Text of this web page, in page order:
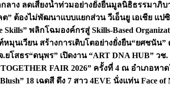
าง ลดเสี่ยงน้ำท่วมอย่างยั่งยืนมูลนิธิธรรมาภิบ
ต” ต้องไม่พัฒนาแบบแยกส่วน วีเอ็นยู เอเชีย
Skills” พลิกโฉมองค์กรสู่ Skills-Based
มุนเวียน สร้างการเติบโตอย่างยั่งยืน“ยศชนัน”
ยโสธร“ดนุพร” เปิดงาน “ART DNA HUB”
FAIR 2026” ครั้งที่ 4 ณ อำเภอ
18 เฉดสี ดึง 7 สาว 4EVE นั่งแท่น Face